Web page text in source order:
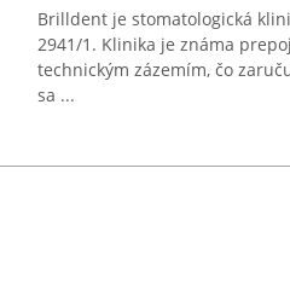
Brilldent je stomatologická
2941/1. Klinika je známa
technickým zázemím, čo
sa ...